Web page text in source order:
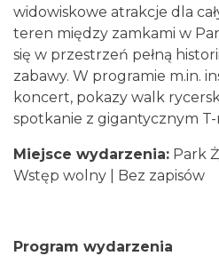
Warsztaty edukacyjne
spółka
widowiskowe atrakcje dla
teren między zamkami w
się w przestrzeń pełną
zabawy. W programie m.in.
koncert, pokazy walk
spotkanie z gigantycznym
Miejsce wydarzenia: Park
Wstęp wolny | Bez zapisów
Program wydarzenia